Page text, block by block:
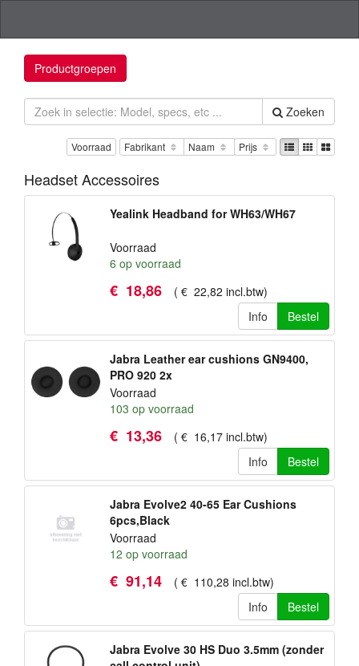
Productgroepen
Zoeken
Voorraad Fabrikant Naam Prijs
Headset Accessoires
Yealink Headband for WH63/WH67
Voorraad
6 op voorraad
€ 18,86 ( € 22,82 incl.btw)
Info
Bestel
Jabra Leather ear cushions GN9400,
PRO 920 2x
Voorraad
103 op voorraad
€ 13,36 ( € 16,17 incl.btw)
Info
Bestel
Jabra Evolve2 40-65 Ear Cushions
6pcs,Black
Voorraad
12 op voorraad
€ 91,14 ( € 110,28 incl.btw)
Info
Bestel
Jabra Evolve 30 HS Duo 3.5mm (zonder